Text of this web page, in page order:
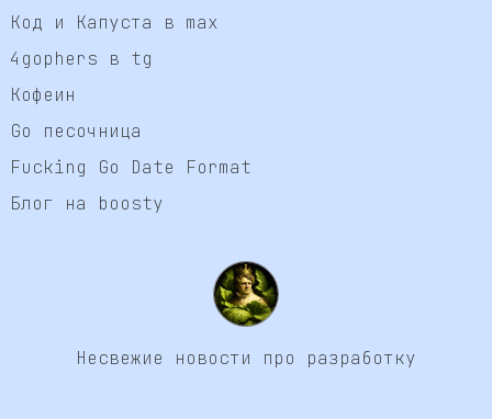
Код и Капуста в max
4gophers в tg
Кофеин
Go песочница
Fucking Go Date Format
Блог на boosty
Несвежие новости про разработку